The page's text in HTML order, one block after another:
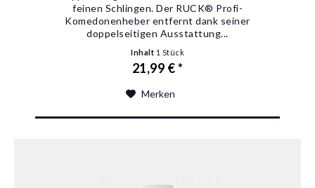
feinen Schlingen. Der RUCK® Profi-
Komedonenheber entfernt dank seiner
doppelseitigen Ausstattung...
Inhalt 1 Stück
21,99 € *
Merken